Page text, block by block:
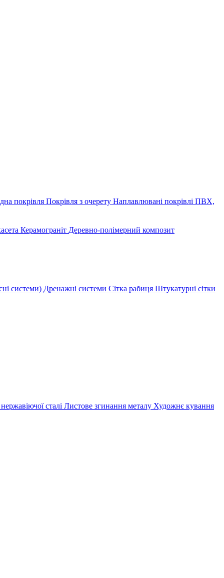
покрівля Покрівля з очерету Наплавлювані покрівлі ПВХ,
Керамограніт Деревно-полімерний композит
системи) Дренажні системи Сітка рабиця Штукатурні сітки
сталі Листове згинання металу Художнє кування